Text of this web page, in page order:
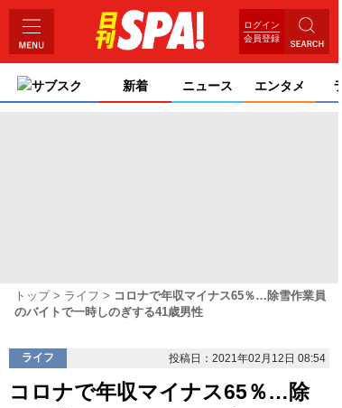
ログイン
会員登録
サブスク 新着 ニュース エンタメ
トップ ライフ
コロナで年収マイナス65％…除雪作業員
のバイトで一時しのぎする41歳男性
ライフ 投稿日：2021年02月12日 08:54
コロナで年収マイナス65％…除